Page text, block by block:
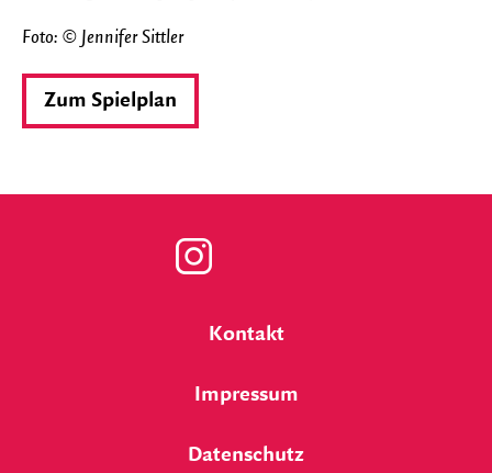
Foto: © Jennifer Sittler
Zum Spielplan
Zu
Seite
Kontakt
Impressum
Datenschutz